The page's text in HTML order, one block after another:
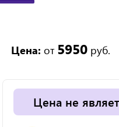
Цена: от 5950руб.
Цена не